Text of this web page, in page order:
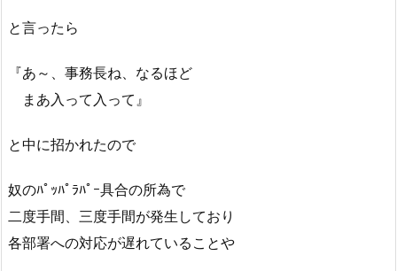
と言ったら
『あ～、事務長ね、なるほど
まあ入って入って』
と中に招かれたので
奴のﾊﾟｯﾊﾟﾗﾊﾟｰ具合の所為で
二度手間、三度手間が発生しており
各部署への対応が遅れていることや